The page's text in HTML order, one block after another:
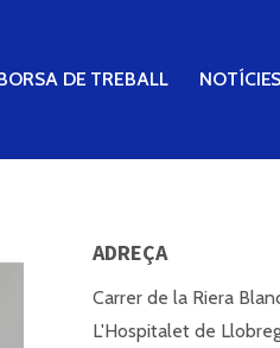
DE TREBALL NOTÍCIES
ADREÇA
Carrer de la Riera
L'Hospitalet de